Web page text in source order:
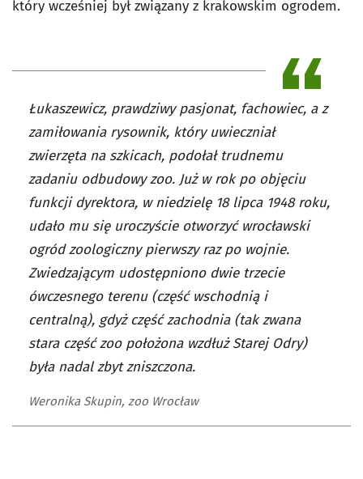
który wcześniej był związany z krakowskim ogrodem.
Łukaszewicz, prawdziwy pasjonat, fachowiec, a z
zamiłowania rysownik, który uwieczniał
zwierzęta na szkicach, podołał trudnemu
zadaniu odbudowy zoo. Już w rok po objęciu
funkcji dyrektora, w niedzielę 18 lipca 1948 roku,
udało mu się uroczyście otworzyć wrocławski
ogród zoologiczny pierwszy raz po wojnie.
Zwiedzającym udostępniono dwie trzecie
ówczesnego terenu (część wschodnią i
centralną), gdyż część zachodnia (tak zwana
stara część zoo położona wzdłuż Starej Odry)
była nadal zbyt zniszczona.
Weronika Skupin, zoo Wrocław